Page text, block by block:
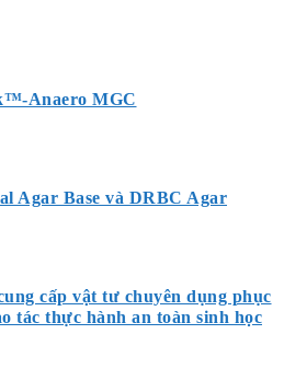
Anaero MGC
Agar Base và DRBC Agar
cấp vật tư chuyên dụng phục
tác thực hành an toàn sinh học